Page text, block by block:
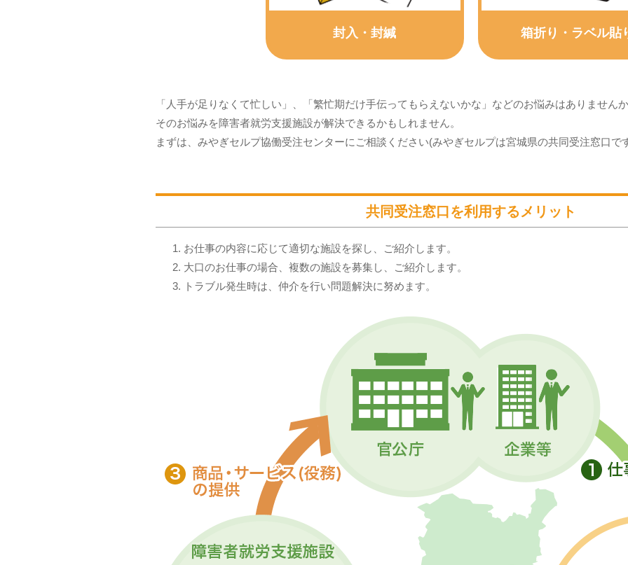
封入・封緘 箱折り・ラベル貼
「人手が足りなくて忙しい」、「繁忙期だけ手伝ってもらえないかな」などのお悩みはありません
そのお悩みを障害者就労支援施設が解決できるかもしれません。
まずは、みやぎセルプ協働受注センターにご相談ください(みやぎセルプは宮城県の共同受注窓口で
共同受注窓口を利用するメリット
お仕事の内容に応じて適切な施設を探し、ご紹介します。
大口のお仕事の場合、複数の施設を募集し、ご紹介します。
トラブル発生時は、仲介を行い問題解決に努めます。